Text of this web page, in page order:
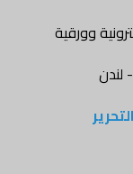
وورقية
لندن